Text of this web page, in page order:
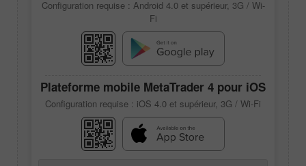
Configuration requise : Android 4.0 et supérieur, 3G / Wi-
Fi
Plateforme mobile MetaTrader 4 pour iOS
Configuration requise : iOS 4.0 et supérieur, 3G / Wi-Fi